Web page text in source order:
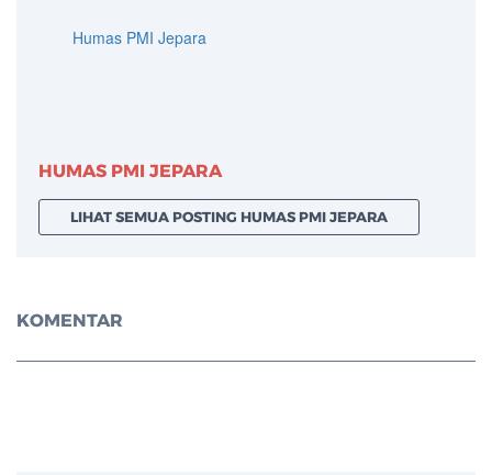
HUMAS PMI JEPARA
LIHAT SEMUA POSTING HUMAS PMI JEPARA
KOMENTAR